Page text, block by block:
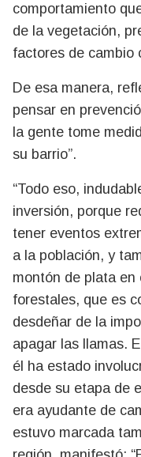
comportamiento
de la vegetación,
factores de cambio
De esa manera,
pensar en
la gente tome
su barrio”.
“Todo eso,
inversión, porque
tener eventos
a la población, y
montón de plata en
forestales, que es
desdeñar de la
apagar las llamas.
él ha estado
desde su etapa de
era ayudante de
estuvo marcada